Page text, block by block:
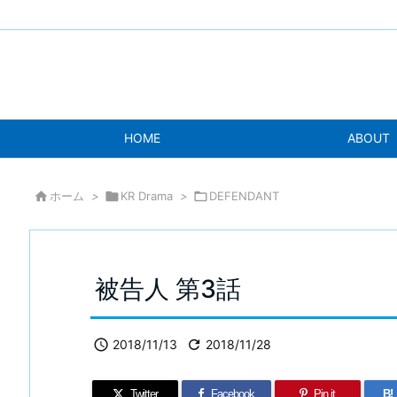
HOME ABOUT
 ホーム > KR Drama > DEFENDANT
被告人 第3話
 2018/11/13  2018/11/28
Twitter Facebook Pin it B!